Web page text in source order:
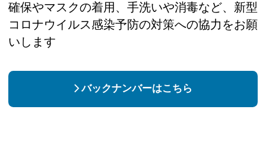
確保やマスクの着用、手洗いや消毒など、新型
コロナウイルス感染予防の対策への協力をお願
いします
バックナンバーはこちら